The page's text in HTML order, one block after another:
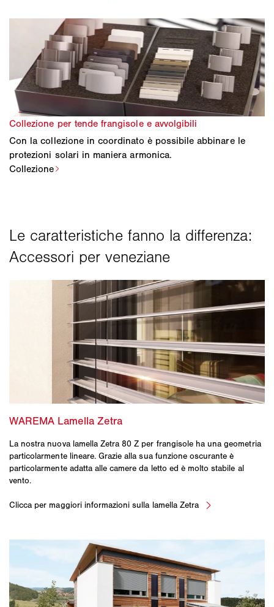
Con la collezione in coordinato è possibile abbinare le
protezioni solari in maniera armonica.
La nostra nuova lamella Zetra 80 Z per frangisole ha una geometria
particolarmente lineare. Grazie alla sua funzione oscurante è
particolarmente adatta alle camere da letto ed è molto stabile al
vento.